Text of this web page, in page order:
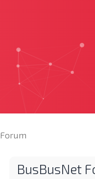
Forum
BusBusNet